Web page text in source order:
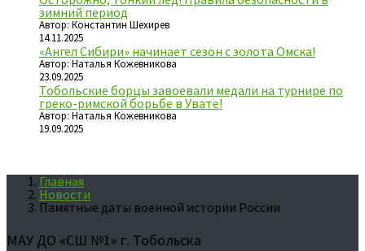
зимний период
Автор: Константин Шехирев
14.11.2025
«Ангел Сибири» начинает сезон с золота Омска!
Автор: Наталья Кожевникова
23.09.2025
Тобольские борцы завоевали медали на турнире по
греко-римской борьбе в Увате!
Автор: Наталья Кожевникова
19.09.2025
Главная
Новости
Памятные даты военной истории России
МАУ ДО «СШ №1» г. Тобольска